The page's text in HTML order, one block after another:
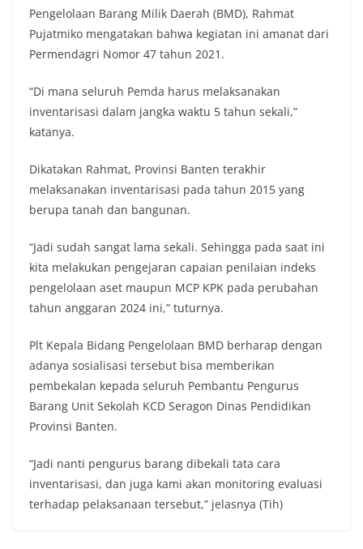
Pengelolaan Barang Milik Daerah (BMD), Rahmat
Pujatmiko mengatakan bahwa kegiatan ini amanat dari
Permendagri Nomor 47 tahun 2021.
“Di mana seluruh Pemda harus melaksanakan
inventarisasi dalam jangka waktu 5 tahun sekali,”
katanya.
Dikatakan Rahmat, Provinsi Banten terakhir
melaksanakan inventarisasi pada tahun 2015 yang
berupa tanah dan bangunan.
“Jadi sudah sangat lama sekali. Sehingga pada saat ini
kita melakukan pengejaran capaian penilaian indeks
pengelolaan aset maupun MCP KPK pada perubahan
tahun anggaran 2024 ini,” tuturnya.
Plt Kepala Bidang Pengelolaan BMD berharap dengan
adanya sosialisasi tersebut bisa memberikan
pembekalan kepada seluruh Pembantu Pengurus
Barang Unit Sekolah KCD Seragon Dinas Pendidikan
Provinsi Banten.
“Jadi nanti pengurus barang dibekali tata cara
inventarisasi, dan juga kami akan monitoring evaluasi
terhadap pelaksanaan tersebut,” jelasnya (Tih)